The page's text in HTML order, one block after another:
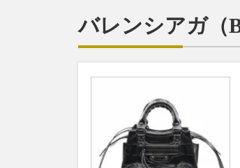
バレンシアガ（